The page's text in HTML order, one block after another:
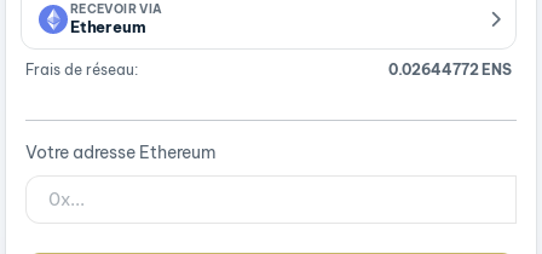
RECEVOIR VIA
Ethereum
Frais de réseau: 0.02644772 ENS
Votre adresse Ethereum